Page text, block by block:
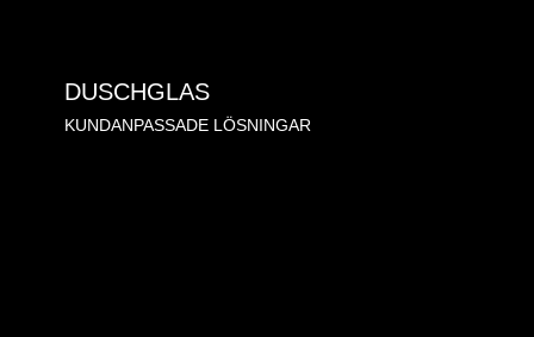
DUSCHGLAS
KUNDANPASSADE LÖSNINGAR